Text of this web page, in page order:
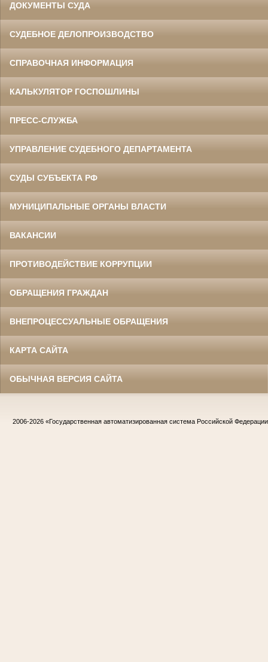
ДОКУМЕНТЫ СУДА
СУДЕБНОЕ ДЕЛОПРОИЗВОДСТВО
СПРАВОЧНАЯ ИНФОРМАЦИЯ
КАЛЬКУЛЯТОР ГОСПОШЛИНЫ
ПРЕСС-СЛУЖБА
УПРАВЛЕНИЕ СУДЕБНОГО ДЕПАРТАМЕНТА
СУДЫ СУБЪЕКТА РФ
МУНИЦИПАЛЬНЫЕ ОРГАНЫ ВЛАСТИ
ВАКАНСИИ
ПРОТИВОДЕЙСТВИЕ КОРРУПЦИИ
ОБРАЩЕНИЯ ГРАЖДАН
ВНЕПРОЦЕССУАЛЬНЫЕ ОБРАЩЕНИЯ
КАРТА САЙТА
ОБЫЧНАЯ ВЕРСИЯ САЙТА
2006-2026 «Государственная автоматизированная система Российской